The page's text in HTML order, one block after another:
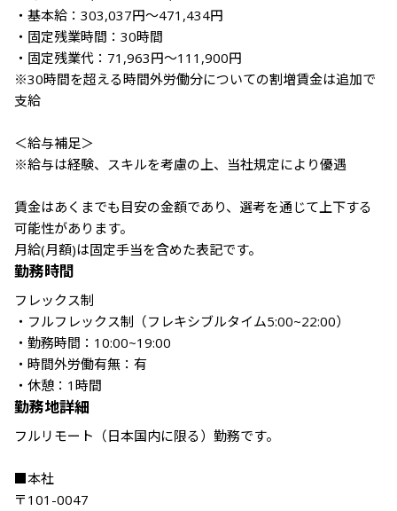
・基本給：303,037円〜471,434円
・固定残業時間：30時間
・固定残業代：71,963円〜111,900円
※30時間を超える時間外労働分についての割増賃金は追加で
支給
＜給与補足＞
※給与は経験、スキルを考慮の上、当社規定により優遇
賃金はあくまでも目安の金額であり、選考を通じて上下する
可能性があります。
月給(月額)は固定手当を含めた表記です。
勤務時間
フレックス制
・フルフレックス制（フレキシブルタイム5:00~22:00）
・勤務時間：10:00~19:00
・時間外労働有無：有
・休憩：1時間
勤務地詳細
フルリモート（日本国内に限る）勤務です。
■本社
〒101-0047